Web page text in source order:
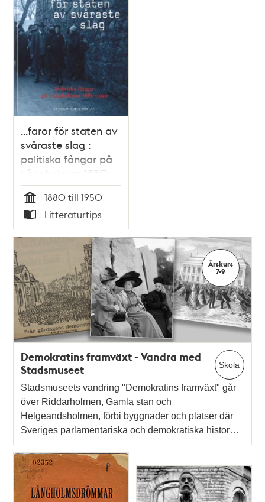
teman
...faror för staten av
svåraste slag :
politiska fångar på
Långholmen 1880-
1950
Tid
1880 till 1950
Typ
Litteraturtips
Årskurs
7-9
Skola
Demokratins framväxt - Vandra med
Stadsmuseet
Stadsmuseets vandring "Demokratins framväxt" går
över Riddarholmen, Gamla stan och
Helgeandsholmen, förbi byggnader och platser där
Sveriges parlamentariska och demokratiska histor…